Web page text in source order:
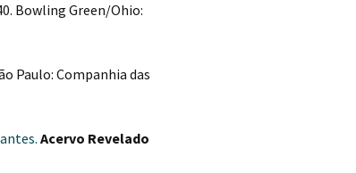
Bowling Green/Ohio:
Paulo: Companhia das
Acervo Revelado